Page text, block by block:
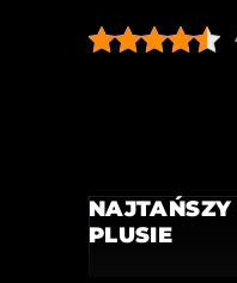
PLUSIE